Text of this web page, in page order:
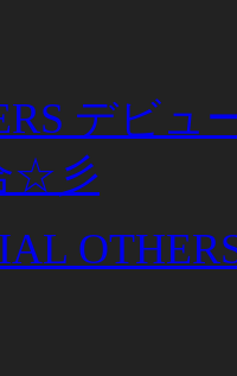
デビュ
☆彡